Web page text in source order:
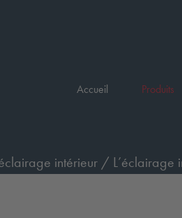
Accueil Produits
intérieur / L’éclairage